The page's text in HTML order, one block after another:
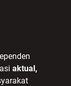
aktual,